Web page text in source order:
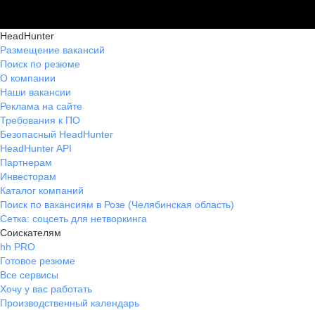
HeadHunter
Размещение вакансий
Поиск по резюме
О компании
Наши вакансии
Реклама на сайте
Требования к ПО
Безопасный HeadHunter
HeadHunter API
Партнерам
Инвесторам
Каталог компаний
Поиск по вакансиям в Розе (Челябинская область)
Сетка: соцсеть для нетворкинга
Соискателям
hh PRO
Готовое резюме
Все сервисы
Хочу у вас работать
Производственный календарь